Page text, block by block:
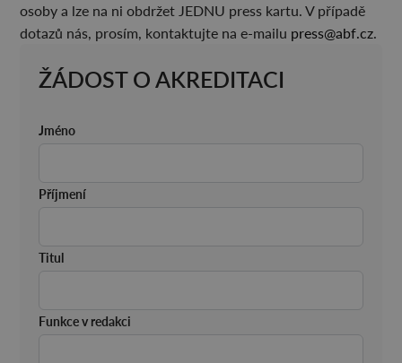
osoby a lze na ni obdržet JEDNU press kartu. V případě
dotazů nás, prosím, kontaktujte na e-mailu press@abf.cz.
ŽÁDOST O AKREDITACI
Jméno
Příjmení
Titul
Funkce v redakci